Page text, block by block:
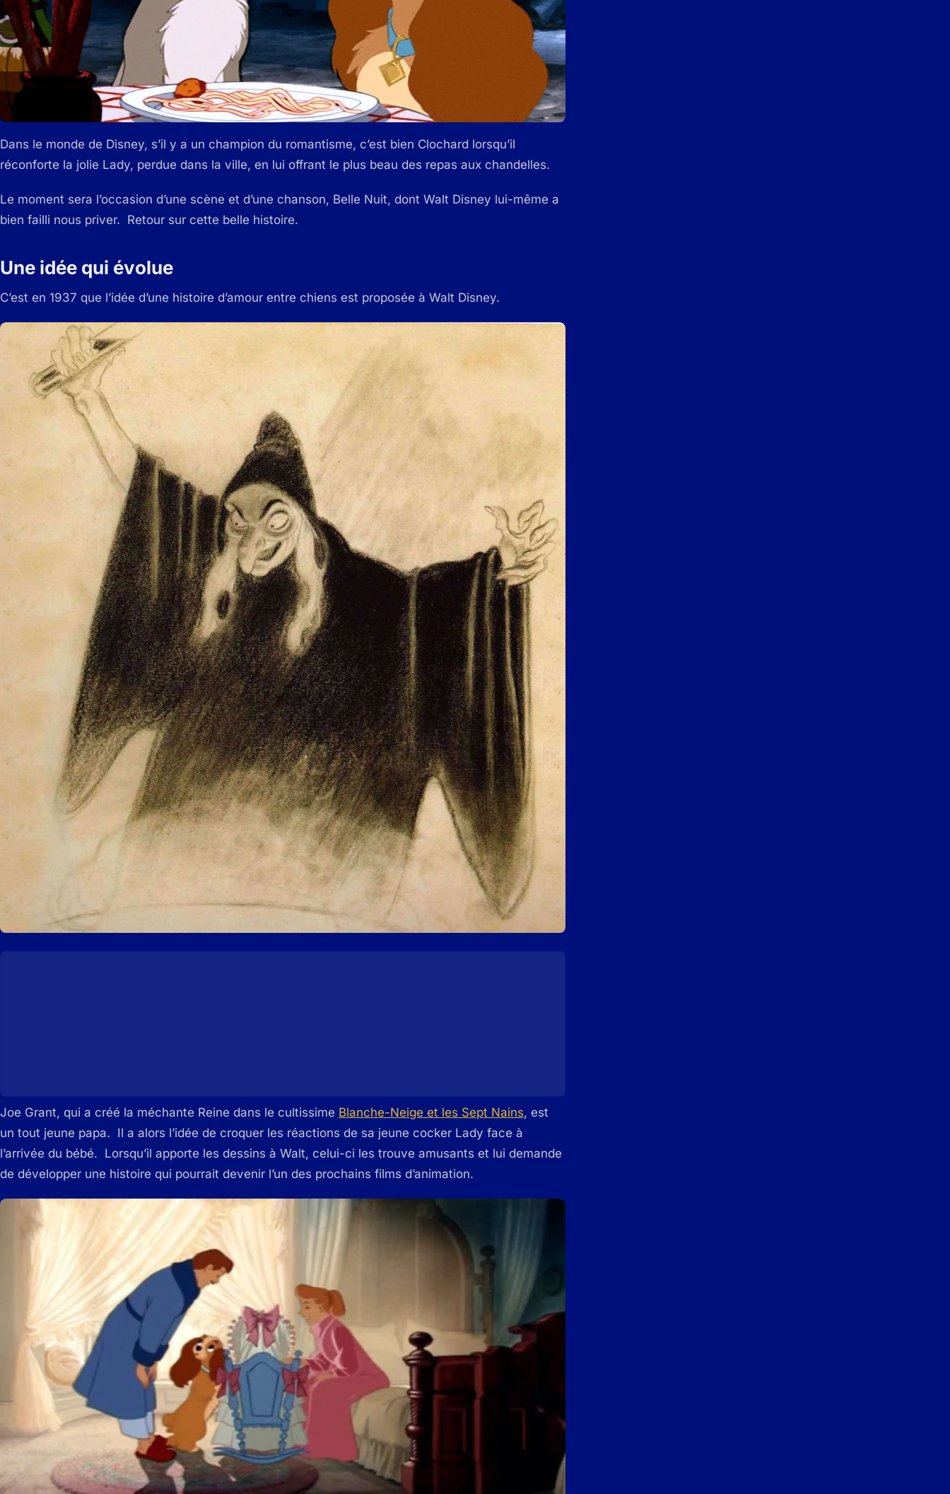
Dans le monde de Disney, s’il y a un champion du romantisme, c’est bien Clochard lorsqu’il
réconforte la jolie Lady, perdue dans la ville, en lui offrant le plus beau des repas aux chandelles.
Le moment sera l’occasion d’une scène et d’une chanson, Belle Nuit, dont Walt Disney lui-même a
bien failli nous priver. Retour sur cette belle histoire.
Une idée qui évolue
C’est en 1937 que l’idée d’une histoire d’amour entre chiens est proposée à Walt Disney.
Joe Grant, qui a créé la méchante Reine dans le cultissime Blanche-Neige et les Sept Nains, est
un tout jeune papa. Il a alors l’idée de croquer les réactions de sa jeune cocker Lady face à
l’arrivée du bébé. Lorsqu’il apporte les dessins à Walt, celui-ci les trouve amusants et lui demande
de développer une histoire qui pourrait devenir l’un des prochains films d’animation.